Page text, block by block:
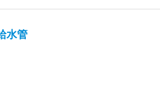
水管